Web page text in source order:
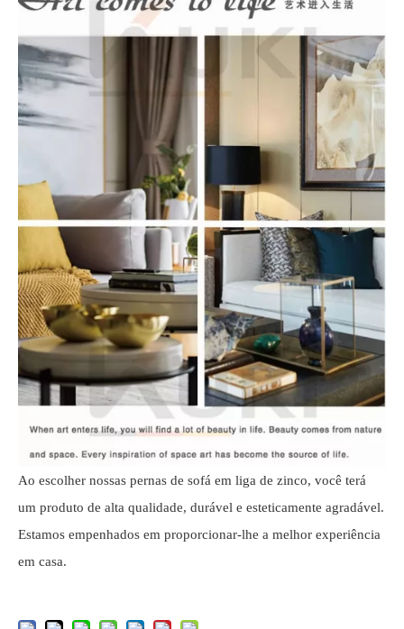
Ao escolher nossas pernas de sofá em liga de zinco, você terá
um produto de alta qualidade, durável e esteticamente agradável.
Estamos empenhados em proporcionar-lhe a melhor experiência
em casa.